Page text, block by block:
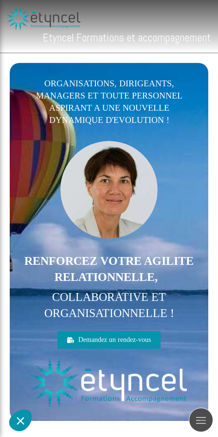
Etyncel Formations et accompagnement
ORGANISATIONS, DIRIGEANTS,
MANAGERS ET TOUTE PERSONNEL
ASPIRANT A UNE NOUVELLE
DYNAMIQUE D'EVOLUTION !
RENFORCEZ VOTRE AGILITE
RELATIONNELLE,
COLLABORATIVE ET
ORGANISATIONNELLE !
Demandez un rendez-vous